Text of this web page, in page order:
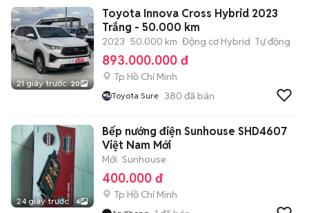
21 giây trước 20
Toyota Innova Cross Hybrid 2023
Trắng - 50.000 km
2023 50.000 km Động cơ Hybrid Tự động
893.000.000 đ
Tp Hồ Chí Minh
Toyota Sure 380 đã bán
24 giây trước 4
Bếp nướng điện Sunhouse SHD4607
Việt Nam Mới
Mới Sunhouse
400.000 đ
Tp Hồ Chí Minh